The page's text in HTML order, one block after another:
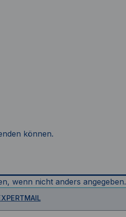
können.
wenn nicht anders angegeben.